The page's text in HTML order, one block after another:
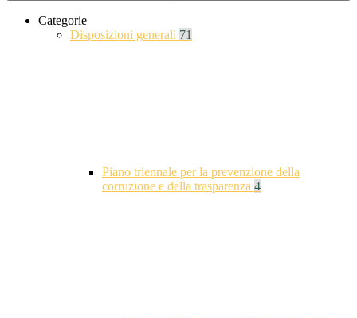
Categorie
Disposizioni generali 71
Piano triennale per la prevenzione della
corruzione e della trasparenza 4